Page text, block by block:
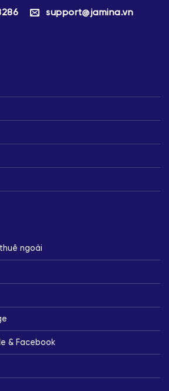
support@jamina.vn
ngoài
& Facebook